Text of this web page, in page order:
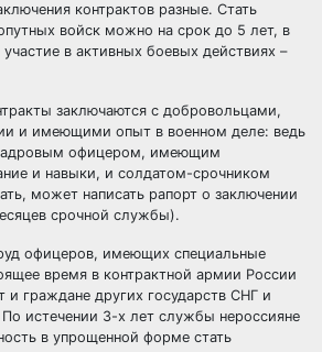
контрактов разные. Стать
войск можно на срок до 5 лет, в
в активных боевых действиях –
заключаются с добровольцами,
и имеющими опыт в военном деле: ведь
офицером, имеющим
и навыки, и солдатом-срочником
может написать рапорт о заключении
срочной службы).
офицеров, имеющих специальные
время в контрактной армии России
и граждане других государств СНГ и
истечении 3-х лет службы нероссияне
в упрощенной форме стать